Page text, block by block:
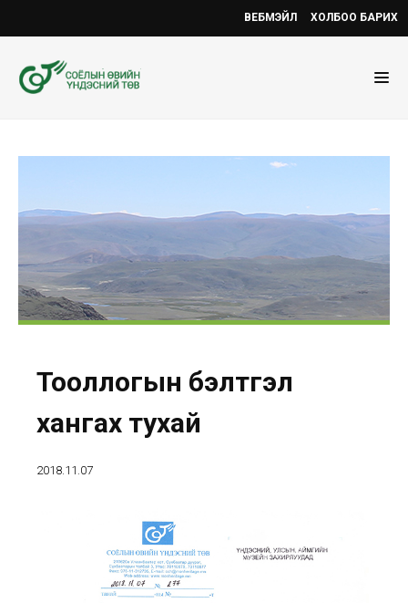
ВЕБМЭЙЛ ХОЛБОО БАРИХ
Тооллогын бэлтгэл
хангах тухай
2018.11.07